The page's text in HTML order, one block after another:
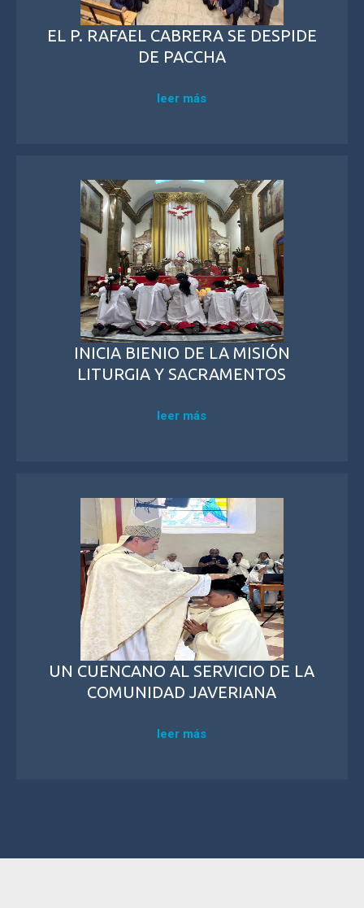
EL P. RAFAEL CABRERA SE DESPIDE
DE PACCHA
leer más
INICIA BIENIO DE LA MISIÓN
LITURGIA Y SACRAMENTOS
leer más
UN CUENCANO AL SERVICIO DE LA
COMUNIDAD JAVERIANA
leer más